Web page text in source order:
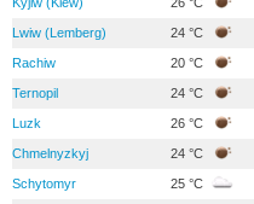
Lwiw (Lemberg) 24 °C
Rachiw 20 °C
Ternopil 24 °C
Luzk 26 °C
Chmelnyzkyj 24 °C
Schytomyr 25 °C